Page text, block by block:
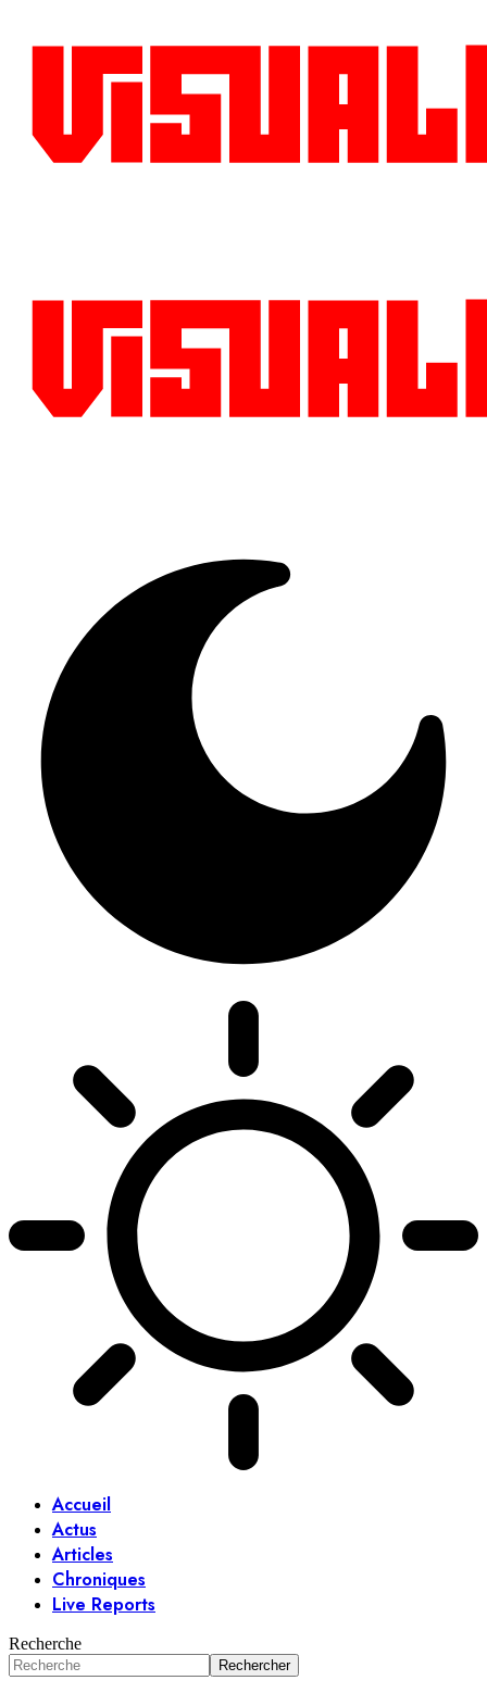
Accueil
Actus
Articles
Chroniques
Live Reports
Recherche